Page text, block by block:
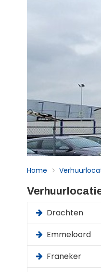
Home
Drachten
Emmeloord
Franeker